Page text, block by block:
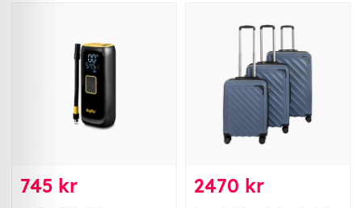
745 kr 2470 kr